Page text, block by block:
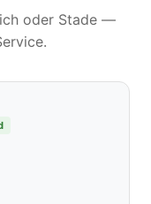
oder Stade —